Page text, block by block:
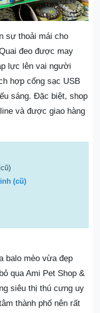
sự thoải mái cho
đeo được may
lực lên vai người
hợp cổng sạc USB
sáng. Đặc biệt, shop
và được giao hàng
(cũ)
balo mèo vừa đẹp
qua Ami Pet Shop &
siêu thị thú cưng uy
thành phố nên rất